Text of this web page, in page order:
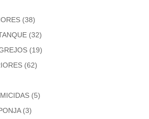
(38)
(32)
(19)
(62)
(5)
(3)